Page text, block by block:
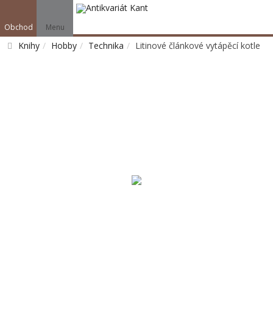
Obchod Menu
Knihy Hobby Technika Litinové článkové vytápěcí kotle